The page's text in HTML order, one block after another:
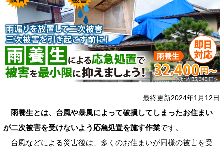
最終更新2024年1月12日
雨養生とは、台風や暴風によって破損してしまったお住まい
が二次被害を受けないよう応急処置を施す作業です。
台風などによる災害後は、多くのお住まいが同様の被害を受